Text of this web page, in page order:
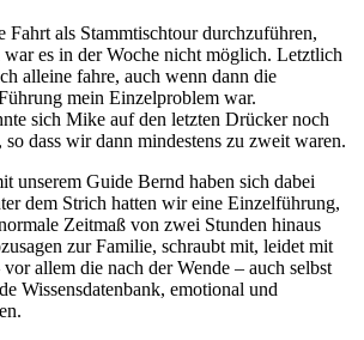
Fahrt als Stammtischtour durchzuführen,
war es in der Woche nicht möglich. Letztlich
alleine fahre, auch wenn dann die
mein Einzelproblem war.
sich Mike auf den letzten Drücker noch
so dass wir dann mindestens zu zweit waren.
unserem Guide Bernd haben sich dabei
dem Strich hatten wir eine Einzelführung,
Zeitmaß von zwei Stunden hinaus
zur Familie, schraubt mit, leidet mit
allem die nach der Wende – auch selbst
Wissensdatenbank, emotional und